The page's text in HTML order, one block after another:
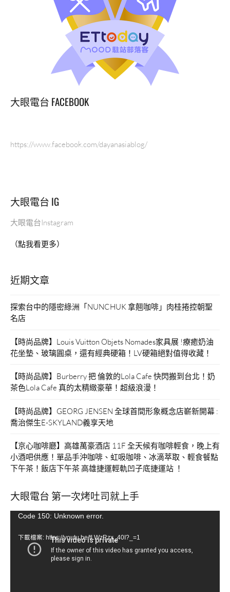
大眼電台 FACEBOOK
https://www.facebook.com/dayanasiablog/
大眼電台 IG
大眼電台Instagram
（點我看更多）
近期文章
探索台中的隱密綠洲「NUNCHUK 拿翹咖啡」肉桂捲控朝聖
名店
【時尚品牌】Louis Vuitton Objets Nomades家具展 !療癒奶油
花坐墊、玻璃圓桌，還有經典硬箱！LV硬箱絕對值得收藏！
【時尚品牌】Burberry 把 倫敦的Lola Cafe 快閃搬到台北！奶
茶色Lola Cafe 真的太精緻豪華！超級浪漫！
【時尚品牌】GEORG JENSEN 全球首間形象概念店嶄新開幕 :
喬治傑生E-SKYLAND義享天地
【京心咖啡廳】高雄萬豪酒店 11F 全天候有咖啡輕食，晚上有
小酒吧供應！單品手沖咖啡、虹吸咖啡、冰滴萃取、輕食餐點
下午茶！飯店下午茶 高雄捷運輕軌凹子底捷運站 ！
大眼電台 第一次烤吐司就上手
視Code 150: Unknown error.
下載檔案: https://youtu.be/tLWzRzx_40I?_=1